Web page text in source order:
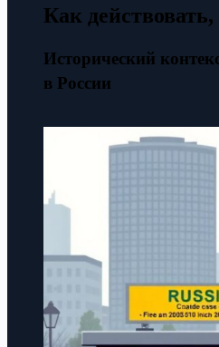
Как
Исторический
в России